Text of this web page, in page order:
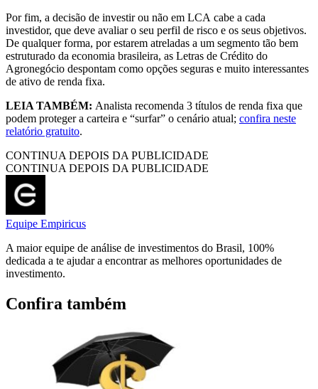
Por fim, a decisão de investir ou não em LCA cabe a cada
investidor, que deve avaliar o seu perfil de risco e os seus objetivos.
De qualquer forma, por estarem atreladas a um segmento tão bem
estruturado da economia brasileira, as Letras de Crédito do
Agronegócio despontam como opções seguras e muito interessantes
de ativo de renda fixa.
LEIA TAMBÉM: Analista recomenda 3 títulos de renda fixa que
podem proteger a carteira e “surfar” o cenário atual; confira neste
relatório gratuito.
CONTINUA DEPOIS DA PUBLICIDADE
CONTINUA DEPOIS DA PUBLICIDADE
Equipe Empiricus
A maior equipe de análise de investimentos do Brasil, 100%
dedicada a te ajudar a encontrar as melhores oportunidades de
investimento.
Confira também